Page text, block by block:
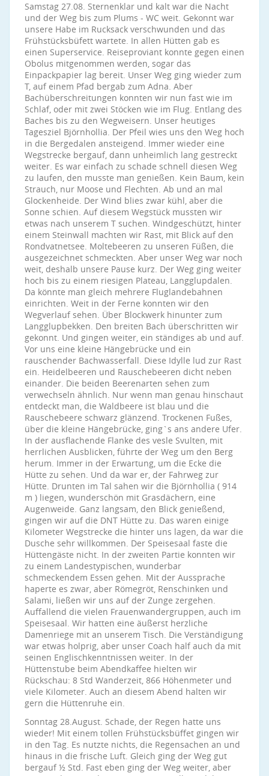
Samstag 27.08. Sternenklar und kalt war die Nacht
und der Weg bis zum Plums - WC weit. Gekonnt war
unsere Habe im Rucksack verschwunden und das
Frühstücksbüfett wartete. In allen Hütten gab es
einen Superservice. Reiseproviant konnte gegen einen
Obolus mitgenommen werden, sogar das
Einpackpapier lag bereit. Unser Weg ging wieder zum
T, auf einem Pfad bergab zum Adna. Aber
Bachüberschreitungen konnten wir nun fast wie im
Schlaf, oder mit zwei Stöcken wie im Flug. Entlang des
Baches bis zu den Wegweisern. Unser heutiges
Tagesziel Björnhollia. Der Pfeil wies uns den Weg hoch
in die Bergedalen ansteigend. Immer wieder eine
Wegstrecke bergauf, dann unheimlich lang gestreckt
weiter. Es war einfach zu schade schnell diesen Weg
zu laufen, den musste man genießen. Kein Baum, kein
Strauch, nur Moose und Flechten. Ab und an mal
Glockenheide. Der Wind blies zwar kühl, aber die
Sonne schien. Auf diesem Wegstück mussten wir
etwas nach unserem T suchen. Windgeschützt, hinter
einem Steinwall machten wir Rast, mit Blick auf den
Rondvatnetsee. Moltebeeren zu unseren Füßen, die
ausgezeichnet schmeckten. Aber unser Weg war noch
weit, deshalb unsere Pause kurz. Der Weg ging weiter
hoch bis zu einem riesigen Plateau, Langglupdalen.
Da könnte man gleich mehrere Fluglandebahnen
einrichten. Weit in der Ferne konnten wir den
Wegverlauf sehen. Über Blockwerk hinunter zum
Langglupbekken. Den breiten Bach überschritten wir
gekonnt. Und gingen weiter, ein ständiges ab und auf.
Vor uns eine kleine Hängebrücke und ein
rauschender Bachwasserfall. Diese Idylle lud zur Rast
ein. Heidelbeeren und Rauschebeeren dicht neben
einander. Die beiden Beerenarten sehen zum
verwechseln ähnlich. Nur wenn man genau hinschaut
entdeckt man, die Waldbeere ist blau und die
Rauschebeere schwarz glänzend. Trockenen Fußes,
über die kleine Hängebrücke, ging`s ans andere Ufer.
In der ausflachende Flanke des vesle Svulten, mit
herrlichen Ausblicken, führte der Weg um den Berg
herum. Immer in der Erwartung, um die Ecke die
Hütte zu sehen. Und da war er, der Fahrweg zur
Hütte. Drunten im Tal sahen wir die Björnhollia ( 914
m ) liegen, wunderschön mit Grasdächern, eine
Augenweide. Ganz langsam, den Blick genießend,
gingen wir auf die DNT Hütte zu. Das waren einige
Kilometer Wegstrecke die hinter uns lagen, da war die
Dusche sehr willkommen. Der Speisesaal faste die
Hüttengäste nicht. In der zweiten Partie konnten wir
zu einem Landestypischen, wunderbar
schmeckendem Essen gehen. Mit der Aussprache
haperte es zwar, aber Römegröt, Renschinken und
Salami, ließen wir uns auf der Zunge zergehen.
Auffallend die vielen Frauenwandergruppen, auch im
Speisesaal. Wir hatten eine äußerst herzliche
Damenriege mit an unserem Tisch. Die Verständigung
war etwas holprig, aber unser Coach half auch da mit
seinen Englischkenntnissen weiter. In der
Hüttenstube beim Abendkaffee hielten wir
Rückschau: 8 Std Wanderzeit, 866 Höhenmeter und
viele Kilometer. Auch an diesem Abend halten wir
gern die Hüttenruhe ein.
Sonntag 28.August. Schade, der Regen hatte uns
wieder! Mit einem tollen Frühstücksbüffet gingen wir
in den Tag. Es nutzte nichts, die Regensachen an und
hinaus in die frische Luft. Gleich ging der Weg gut
bergauf ½ Std. Fast eben ging der Weg weiter, aber